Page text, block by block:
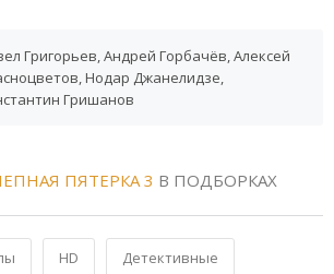
Григорьев, Андрей Горбачёв, Алексей
Нодар Джанелидзе,
Гришанов
ПЯТЕРКА 3 В ПОДБОРКАХ
HD Детективные